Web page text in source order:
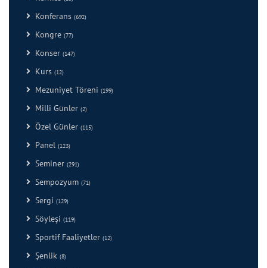
Konferans (692)
Kongre (77)
Konser (147)
Kurs (12)
Mezuniyet Töreni (199)
Milli Günler (2)
Özel Günler (115)
Panel (123)
Seminer (291)
Sempozyum (71)
Sergi (129)
Söyleşi (119)
Sportif Faaliyetler (12)
Şenlik (8)